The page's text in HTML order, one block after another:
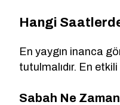
Hangi
En yaygın inanca
tutulmalıdır. En
Sabah Ne